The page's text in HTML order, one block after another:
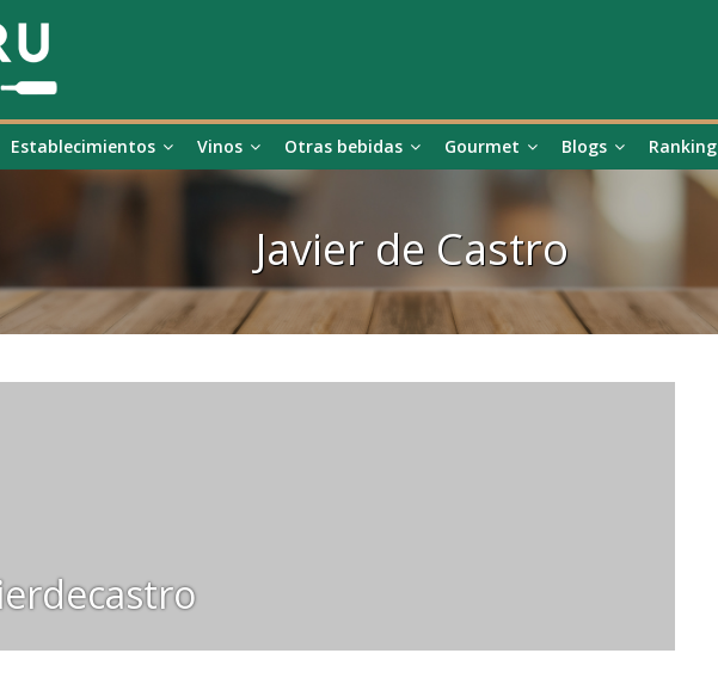
Establecimientos Vinos Otras bebidas Gourmet Blogs Ranking
Javier de Castro